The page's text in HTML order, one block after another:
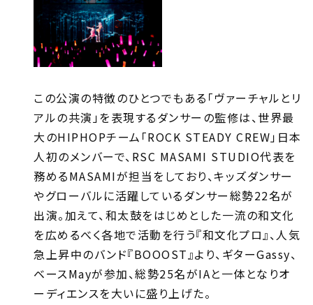
この公演の特徴のひとつでもある「ヴァーチャルとリ
アルの共演」を表現するダンサーの監修は、世界最
大のHIPHOPチーム「ROCK STEADY CREW」日本
人初のメンバーで、RSC MASAMI STUDIO代表を
務めるMASAMIが担当をしており、キッズダンサー
やグローバルに活躍しているダンサー総勢22名が
出演。加えて、和太鼓をはじめとした一流の和文化
を広めるべく各地で活動を行う『和文化プロ』、人気
急上昇中のバンド『BOOOST』より、ギターGassy、
ベースMayが参加、総勢25名がIAと一体となりオ
ーディエンスを大いに盛り上げた。